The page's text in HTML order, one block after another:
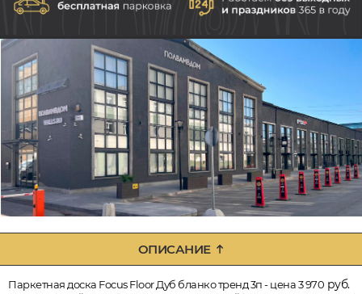
ОПИСАНИЕ
Паркетная доска Focus Floor Дуб бланко тренд 3п - цена 3 970 руб.